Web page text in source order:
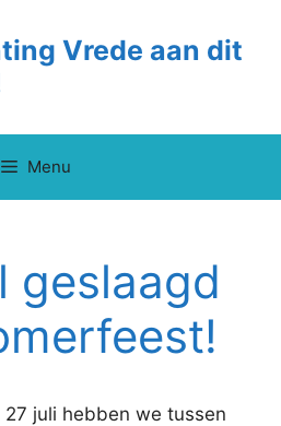
Vrede aan dit
Menu
geslaagd
juli hebben we tussen